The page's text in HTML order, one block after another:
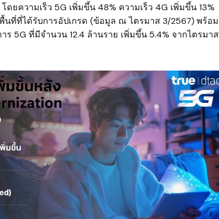
ยความเร็ว 5G เพิ่มขึ้น 48% ความเร็ว 4G เพิ่มขึ้น 13%
นที่ที่ได้รับการอัปเกรด (ข้อมูล ณ ไตรมาส 3/2567) พร้อม
ร 5G ที่มีจำนวน 12.4 ล้านราย เพิ่มขึ้น 5.4% จากไตรมาส